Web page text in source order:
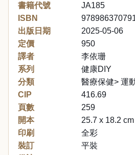
書籍代號
JA185
ISBN
出版日期
2025-05-06
定價
950
譯者
李依珊
系列
健康DIY
分類
醫療保健> 運
CIP
416.69
頁數
259
開本
25.7 x 18.2 cm
印刷
全彩
裝訂
平裝